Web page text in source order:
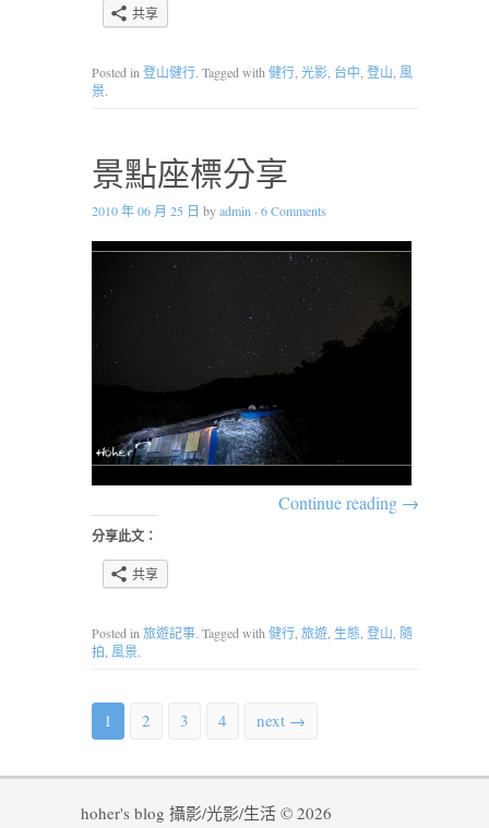
共享
Posted in 登山健行. Tagged with 健行 光影 台中 登山 風
景.
景點座標分享
2010 年 06 月 25 日 byadmin · 6 Comments
Continue reading →
分享此文：
共享
Posted in 旅遊記事. Tagged with 健行 旅遊 生態 登山 隨
拍 風景.
1 2 3 4 next →
hoher's blog 攝影/光影/生活 © 2026